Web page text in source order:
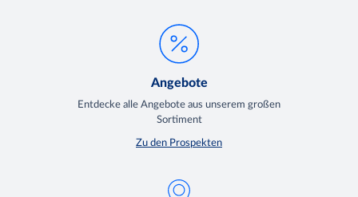
Angebote
Entdecke alle Angebote aus unserem großen
Sortiment
Zu den Prospekten